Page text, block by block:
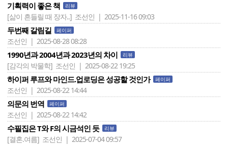
기획력이 좋은 책 리뷰
[삶이 흔들릴 때 장자..] 조선인 | 2025-11-16 09:03
두번째 갈림길 페이퍼
조선인 | 2025-08-28 08:28
1990년과 2004년과 2023년의 차이 리뷰
[감각의 박물학] 조선인 | 2025-08-22 19:25
하이퍼 루프와 마인드.업로딩은 성공할 것인가 페이퍼
조선인 | 2025-08-22 14:44
의문의 번역 페이퍼
조선인 | 2025-08-22 14:42
수필집은 T와 F의 시금석인 듯 리뷰
[결혼.여름] 조선인 | 2025-07-04 09:57